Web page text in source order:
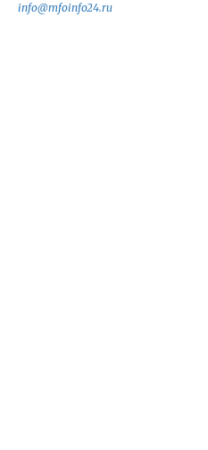
info@mfoinfo24.ru